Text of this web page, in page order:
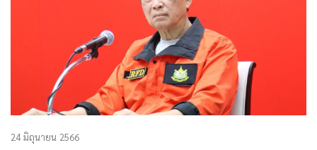
24 มิถุนายน 2566